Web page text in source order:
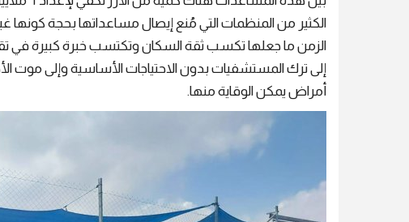
الكثير من المنظمات التي مُنع إيصال مساعداتها بحجة
الزمن ما جعلها تكسب ثقة السكان وتكتسب خبرة كبيرة في
إلى ترك المستشفيات بدون الاحتياجات الأساسية وإلى موت
أمراض يمكن الوقاية منها.